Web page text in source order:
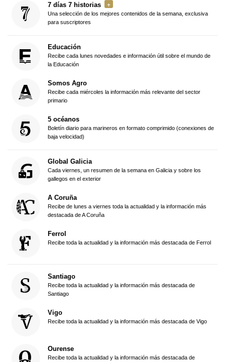
7 días 7 historias
Una selección de los mejores contenidos de la semana, exclusiva
para suscriptores
Educación
Recibe cada lunes novedades e información útil sobre el mundo de
la Educación
Somos Agro
Recibe cada miércoles la información más relevante del sector
primario
5 océanos
Boletín diario para marineros en formato comprimido (conexiones de
baja velocidad)
Global Galicia
Cada viernes, un resumen de la semana en Galicia y sobre los
gallegos en el exterior
A Coruña
Recibe de lunes a viernes toda la actualidad y la información más
destacada de A Coruña
Ferrol
Recibe toda la actualidad y la información más destacada de Ferrol
Santiago
Recibe toda la actualidad y la información más destacada de
Santiago
Vigo
Recibe toda la actualidad y la información más destacada de Vigo
Ourense
Recibe toda la actualidad y la información más destacada de